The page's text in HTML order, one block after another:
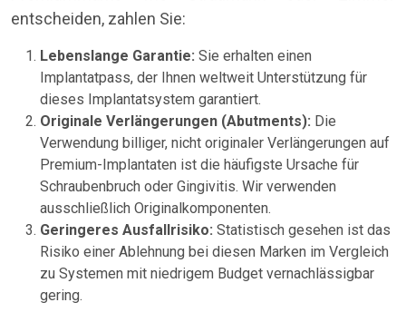
entscheiden, zahlen Sie:
Lebenslange Garantie: Sie erhalten einen
Implantatpass, der Ihnen weltweit Unterstützung für
dieses Implantatsystem garantiert.
Originale Verlängerungen (Abutments): Die
Verwendung billiger, nicht originaler Verlängerungen auf
Premium-Implantaten ist die häufigste Ursache für
Schraubenbruch oder Gingivitis. Wir verwenden
ausschließlich Originalkomponenten.
Geringeres Ausfallrisiko: Statistisch gesehen ist das
Risiko einer Ablehnung bei diesen Marken im Vergleich
zu Systemen mit niedrigem Budget vernachlässigbar
gering.